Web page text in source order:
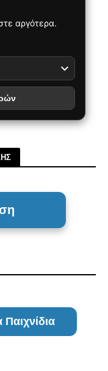
αργότερα.
Παιχνίδια